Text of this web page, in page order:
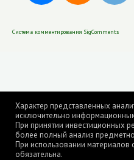
Система комментирования SigComments
Характер представленных
исключительно
При принятии инвестиционных
более полный анализ
При использовании материалов
обязательна.